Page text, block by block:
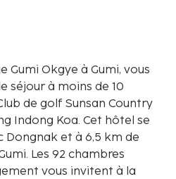
Gumi Okgye à Gumi, vous
séjour à moins de 10
de golf Sunsan Country
Koa. Cet hôtel se
Dongnak et à 6,5 km de
Les 92 chambres
vous invitent à la